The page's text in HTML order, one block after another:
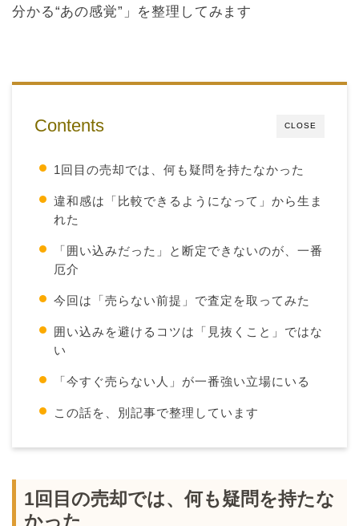
分かる“あの感覚”」を整理してみます
CLOSE
Contents
1回目の売却では、何も疑問を持たなかった
違和感は「比較できるようになって」から生ま
れた
「囲い込みだった」と断定できないのが、一番
厄介
今回は「売らない前提」で査定を取ってみた
囲い込みを避けるコツは「見抜くこと」ではな
い
「今すぐ売らない人」が一番強い立場にいる
この話を、別記事で整理しています
1回目の売却では、何も疑問を持たな
かった